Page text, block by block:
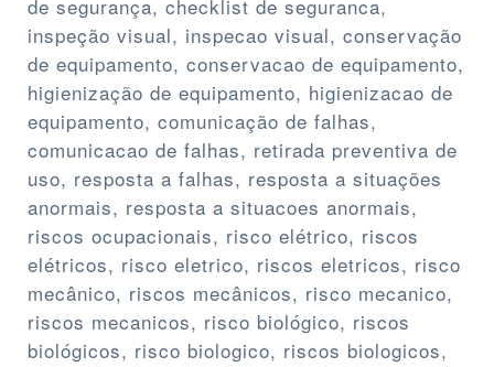
de segurança, checklist de seguranca,
inspeção visual, inspecao visual, conservação
de equipamento, conservacao de equipamento,
higienização de equipamento, higienizacao de
equipamento, comunicação de falhas,
comunicacao de falhas, retirada preventiva de
uso, resposta a falhas, resposta a situações
anormais, resposta a situacoes anormais,
riscos ocupacionais, risco elétrico, riscos
elétricos, risco eletrico, riscos eletricos, risco
mecânico, riscos mecânicos, risco mecanico,
riscos mecanicos, risco biológico, riscos
biológicos, risco biologico, riscos biologicos,